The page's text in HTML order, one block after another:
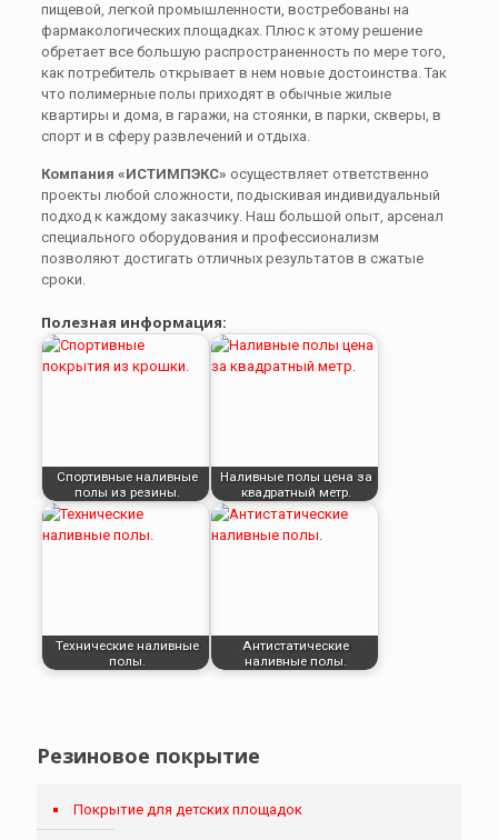
пищевой, легкой промышленности, востребованы на
фармакологических площадках. Плюс к этому решение
обретает все большую распространенность по мере того,
как потребитель открывает в нем новые достоинства. Так
что полимерные полы приходят в обычные жилые
квартиры и дома, в гаражи, на стоянки, в парки, скверы, в
спорт и в сферу развлечений и отдыха.
Компания «ИСТИМПЭКС» осуществляет ответственно
проекты любой сложности, подыскивая индивидуальный
подход к каждому заказчику. Наш большой опыт, арсенал
специального оборудования и профессионализм
позволяют достигать отличных результатов в сжатые
сроки.
Полезная информация:
Спортивные наливные
полы из резины.
Наливные полы цена за
квадратный метр.
Технические наливные
полы.
Антистатические
наливные полы.
Резиновое покрытие
Покрытие для детских площадок